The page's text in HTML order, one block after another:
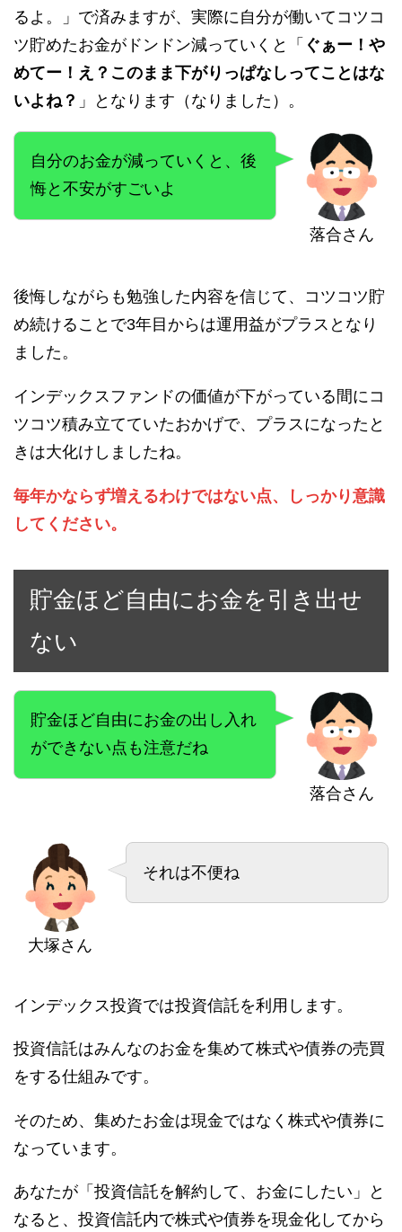
るよ。」で済みますが、実際に自分が働いてコツコ
ツ貯めたお金がドンドン減っていくと「 ぐぁー！や
めてー！え？このまま下がりっぱなしってことはな
いよね？ 」となります（なりました）。
落合さん
自分のお金が減っていくと、後
悔と不安がすごいよ
後悔しながらも勉強した内容を信じて、コツコツ貯
め続けることで3年目からは運用益がプラスとなり
ました。
インデックスファンドの価値が下がっている間にコ
ツコツ積み立てていたおかげで、プラスになったと
きは大化けしましたね。
毎年かならず増えるわけではない点、しっかり意識
してください。
貯金ほど自由にお金を引き出せ
ない
落合さん
貯金ほど自由にお金の出し入れ
ができない点も注意だね
大塚さん
それは不便ね
インデックス投資では投資信託を利用します。
投資信託はみんなのお金を集めて株式や債券の売買
をする仕組みです。
そのため、集めたお金は現金ではなく株式や債券に
なっています。
あなたが「投資信託を解約して、お金にしたい」と
なると、投資信託内で株式や債券を現金化してから